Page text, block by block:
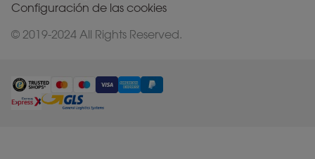
© 2019-2024 All Rights Reserved.
Configuración de las cookies